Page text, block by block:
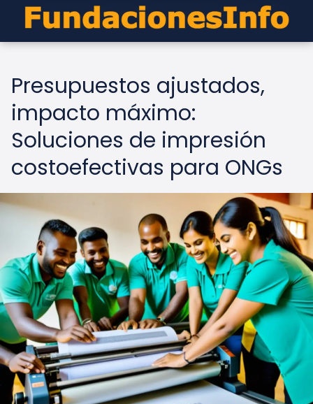
Presupuestos ajustados,
impacto máximo:
Soluciones de impresión
costoefectivas para ONGs